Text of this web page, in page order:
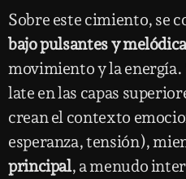
Sobre este cimiento, se
bajo pulsantes y
movimiento y la energía.
late en las capas
crean el contexto
esperanza, tensión),
principal, a menudo